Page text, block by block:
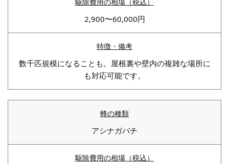
2,900〜60,000円
数千匹規模になることも。屋根裏や壁内の複雑な場所に
も対応可能です。
アシナガバチ